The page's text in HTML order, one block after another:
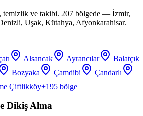
temizlik ve takibi. 207 bölgede — İzmir,
Uşak, Kütahya, Afyonkarahisar.
Alsancak Ayrancılar
Balatçık
Bozyaka Çamdibi
Çandarlı
Çiftlikköy+195 bölge
Dikiş Alma